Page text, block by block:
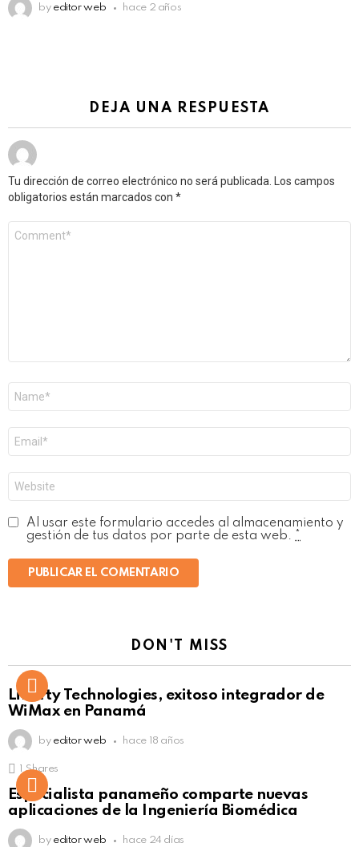
by editor web hace 2 años
DEJA UNA RESPUESTA
Tu dirección de correo electrónico no será publicada.
Los campos
obligatorios están marcados con *
electrónico
*
Al usar este formulario accedes al almacenamiento y
gestión de tus datos por parte de esta web.
DON'T MISS
Liberty Technologies, exitoso integrador de
WiMax en Panamá
by editor web hace 18 años
Click to view this post
Shares
Especialista panameño comparte nuevas
aplicaciones de la Ingeniería Biomédica
by editor web hace 24 días